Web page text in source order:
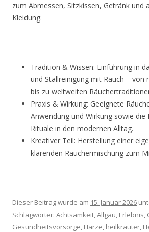
zum Abmessen, Sitzkissen, Getränk und
Kleidung.
Tradition & Wissen: Einführung in
und Stallreinigung mit Rauch – von
bis zu weltweiten
Praxis & Wirkung: Geeignete
Anwendung und Wirkung sowie
Rituale in den modernen Alltag.
Kreativer Teil: Herstellung einer
klärenden Räuchermischung zum
Dieser Beitrag wurde am 15. Januar 2026
Schlagwörter: Achtsamkeit,Allgäu, Erlebnis,
Gesundheitsvorsorge, Harze, heilkräuter,